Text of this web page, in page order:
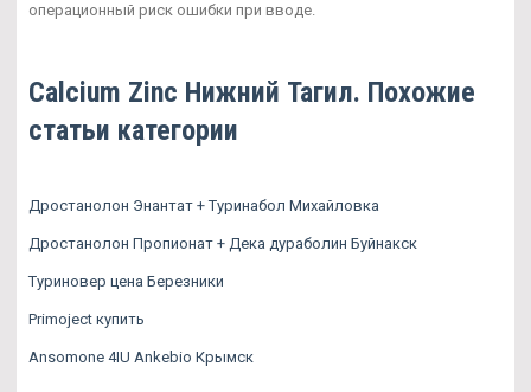
операционный риск ошибки при вводе.
Calcium Zinc Нижний Тагил. Похожие
статьи категории
Дростанолон Энантат + Туринабол Михайловка
Дростанолон Пропионат + Дека дураболин Буйнакск
Туриновер цена Березники
Primoject купить
Ansomone 4IU Ankebio Крымск